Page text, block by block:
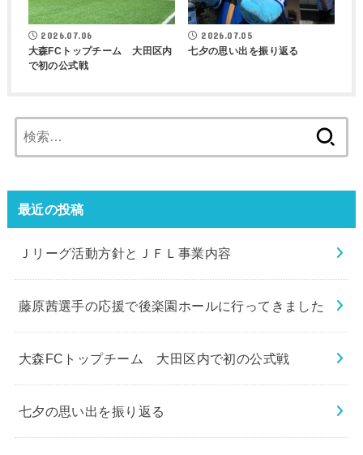
2026.07.06
大森FCトップチーム 大田区内
で初の公式戦
2026.07.05
七夕の思い出を振り返る
索:
最近の投稿
Ｊリーグ活動方針とＪＦＬ事業内容
藤原茜選手の応援で後楽園ホールに行ってきました
大森FCトップチーム 大田区内で初の公式戦
七夕の思い出を振り返る